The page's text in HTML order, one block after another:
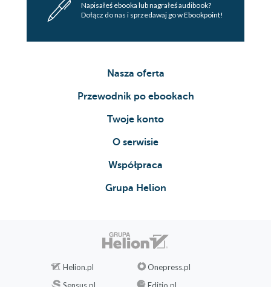
Napisałeś ebooka lub nagrałeś audibook?
Dołącz do nas i sprzedawaj go w Ebookpoint!
Nasza oferta
Przewodnik po ebookach
Twoje konto
O serwisie
Współpraca
Grupa Helion
Helion.pl
Onepress.pl